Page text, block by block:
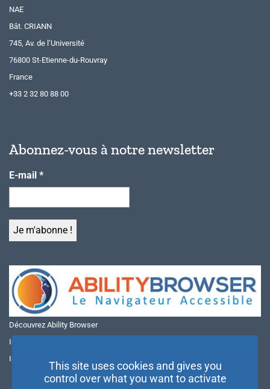
NAE
Bât. CRIANN
745, Av. de l’Université
76800 St-Etienne-du-Rouvray
France
+33 2 32 80 88 00
Abonnez-vous à notre newsletter
E-mail *
Découvrez Ability Browser
Installer Ability Browser sur Windows
Installer Ability Browser sur Mac
This site uses cookies and gives you
control over what you want to activate